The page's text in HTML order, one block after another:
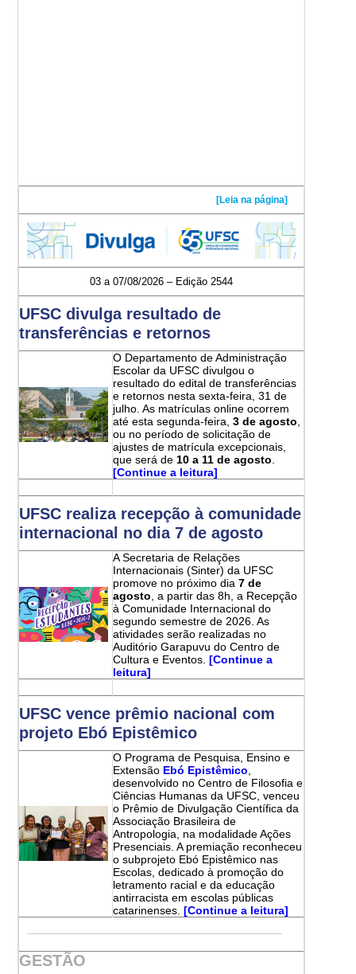
[Leia na página]
03 a 07/08/2026 – Edição 2544
UFSC divulga resultado de
transferências e retornos
O Departamento de Administração
Escolar da UFSC divulgou o
resultado do edital de transferências
e retornos nesta sexta-feira, 31 de
julho. As matrículas online ocorrem
até esta segunda-feira,3 de agosto
ou no período de solicitação de
ajustes de matrícula excepcionais,
que será de 10 a 11 de agosto
[Continue a leitura]
UFSC realiza recepção à comunidade
internacional no dia 7 de agosto
A Secretaria de Relações
Internacionais (Sinter) da UFSC
promove no próximo dia7 de
agosto , a partir das 8h, a Recepção
à Comunidade Internacional do
segundo semestre de 2026. As
atividades serão realizadas no
Auditório Garapuvu do Centro de
Cultura e Eventos.[Continue a
leitura]
UFSC vence prêmio nacional com
projeto Ebó Epistêmico
O Programa de Pesquisa, Ensino e
Extensão Ebó Epistêmico
desenvolvido no Centro de Filosofia e
Ciências Humanas da UFSC, venceu
o Prêmio de Divulgação Científica da
Associação Brasileira de
Antropologia, na modalidade Ações
Presenciais. A premiação reconheceu
o subprojeto Ebó Epistêmico nas
Escolas, dedicado à promoção do
letramento racial e da educação
antirracista em escolas públicas
catarinenses.[Continue a leitura]
GESTÃO